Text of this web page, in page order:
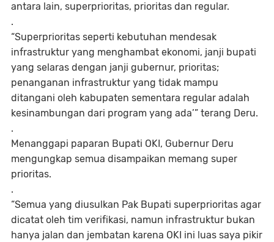
antara lain, superprioritas, prioritas dan regular.
.
“Superprioritas seperti kebutuhan mendesak
infrastruktur yang menghambat ekonomi, janji bupati
yang selaras dengan janji gubernur, prioritas;
penanganan infrastruktur yang tidak mampu
ditangani oleh kabupaten sementara regular adalah
kesinambungan dari program yang ada’” terang Deru.
.
Menanggapi paparan Bupati OKI, Gubernur Deru
mengungkap semua disampaikan memang super
prioritas.
.
“Semua yang diusulkan Pak Bupati superprioritas agar
dicatat oleh tim verifikasi, namun infrastruktur bukan
hanya jalan dan jembatan karena OKI ini luas saya pikir